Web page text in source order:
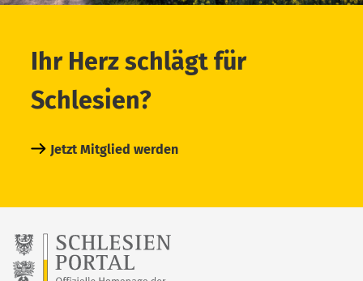
Ihr Herz schlägt für
Schlesien?
Jetzt Mitglied werden